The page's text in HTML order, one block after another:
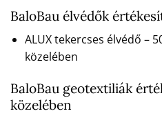
BaloBau élvédők
ALUX tekercses élvédő –
közelében
BaloBau geotextiliák
közelében